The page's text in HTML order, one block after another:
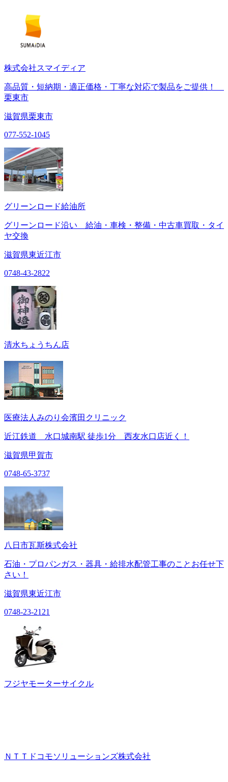
株式会社スマイディア
高品質・短納期・適正価格・丁寧な対応で製品をご提供！
栗東市
滋賀県栗東市
077-552-1045
グリーンロード給油所
グリーンロード沿い 給油・車検・整備・中古車買取・タイ
ヤ交換
滋賀県東近江市
0748-43-2822
清水ちょうちん店
医療法人みのり会濱田クリニック
近江鉄道 水口城南駅 徒歩1分 西友水口店近く！
滋賀県甲賀市
0748-65-3737
八日市瓦斯株式会社
石油・プロパンガス・器具・給排水配管工事のことお任せ下
さい！
滋賀県東近江市
0748-23-2121
フジヤモーターサイクル
ＮＴＴドコモソリューションズ株式会社